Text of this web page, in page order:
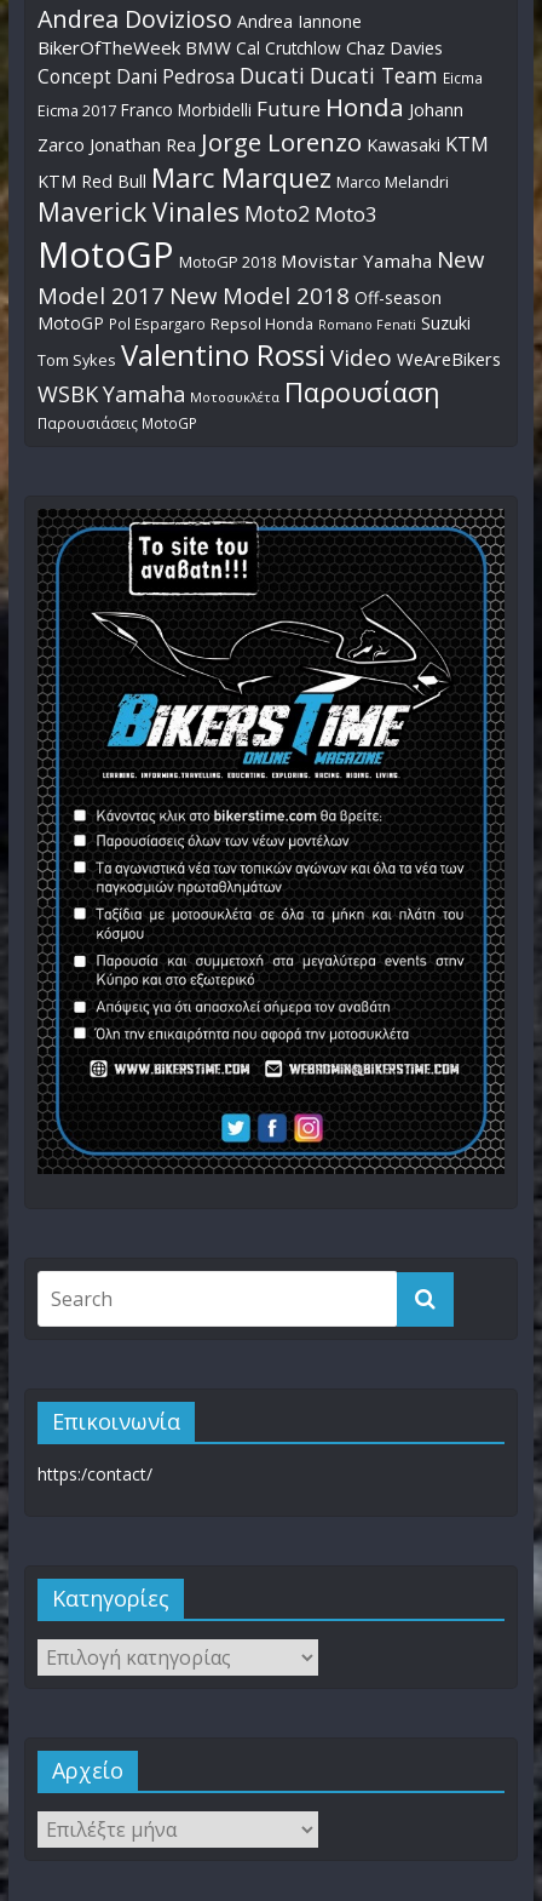
Andrea Dovizioso Andrea Iannone
BikerOfTheWeek BMW Cal Crutchlow Chaz Davies
Concept Dani Pedrosa Ducati Ducati Team Eicma
Eicma 2017 Franco Morbidelli Future Honda Johann
Zarco Jonathan Rea Jorge Lorenzo Kawasaki KTM
KTM Red Bull Marc Marquez Marco Melandri
Maverick Vinales Moto2 Moto3
MotoGP MotoGP 2018 Movistar Yamaha New
Model 2017 New Model 2018 Off-season
MotoGP Pol Espargaro Repsol Honda Romano Fenati Suzuki
Tom Sykes Valentino Rossi Video WeAreBikers
WSBKYamaha Μοτοσυκλέτα Παρουσίαση
Παρουσιάσεις MotoGP
Επικοινωνία
https:/contact/
Kατηγορίες
Αρχείο